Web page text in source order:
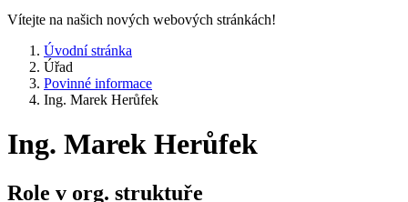
Vítejte na našich nových webových stránkách!
Úvodní stránka
Úřad
Povinné informace
Ing. Marek Herůfek
Ing. Marek Herůfek
Role v org. struktuře